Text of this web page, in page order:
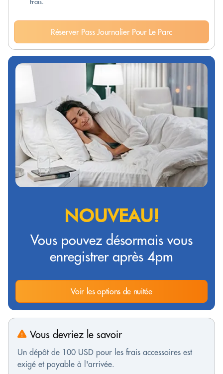
Réserver Pass Journalier Pour Le Parc
NOUVEAU!
Vous pouvez désormais vous
enregistrer après 4pm
Voir les options de nuitée
Vous devriez le savoir
Un dépôt de 100 USD pour les frais accessoires est
exigé et payable à l'arrivée.